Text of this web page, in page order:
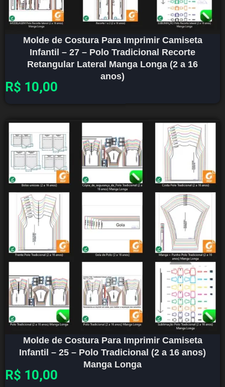
Molde de Costura Para Imprimir Camiseta
Infantil – 27 – Polo Tradicional Recorte
Retangular Lateral Manga Longa (2 a 16
anos)
R$ 10,00
Molde de Costura Para Imprimir Camiseta
Infantil – 25 – Polo Tradicional (2 a 16 anos)
Manga Longa
R$ 10,00